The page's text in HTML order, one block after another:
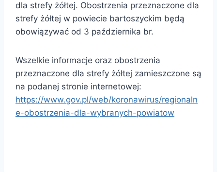
dla strefy żółtej. Obostrzenia przeznaczone dla
strefy żółtej w powiecie bartoszyckim będą
obowiązywać od 3 października br.
Wszelkie informacje oraz obostrzenia
przeznaczone dla strefy żółtej zamieszczone są
na podanej stronie internetowej:
https://www.gov.pl/web/koronawirus/regionaln
e-obostrzenia-dla-wybranych-powiatow